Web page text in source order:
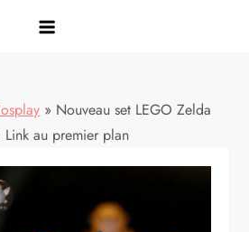
» Nouveau set LEGO Zelda
au premier plan